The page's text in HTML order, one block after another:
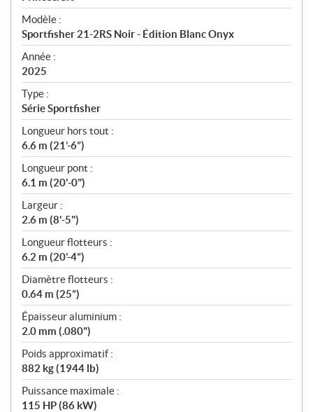
é
c
i
f
i
c
a
t
i
o
n
s
Modèle :
Sportfisher 21-2RS Noir - Édition Blanc Onyx
Année :
2025
Type :
Série Sportfisher
Longueur hors tout :
6.6 m (21’-6”)
Longueur pont :
6.1 m (20'-0")
Largeur :
2.6 m (8'-5")
Longueur flotteurs :
6.2 m (20’-4”)
Diamètre flotteurs :
0.64 m (25”)
Épaisseur aluminium :
2.0 mm (.080")
Poids approximatif :
882 kg (1944 lb)
Puissance maximale :
115 HP (86 kW)